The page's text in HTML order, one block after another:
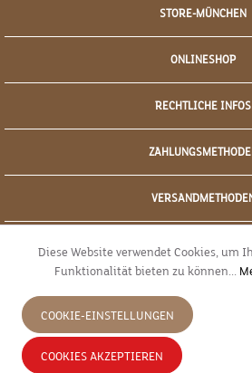
STORE-MÜNCHEN
ONLINESHOP
RECHTLICHE INFOS
JETZT WIDERRUFEN
Diese Website verwendet Cookies, um
Funktionalität bieten zu können...
COOKIE-EINSTELLUNGEN
COOKIES AKZEPTIEREN